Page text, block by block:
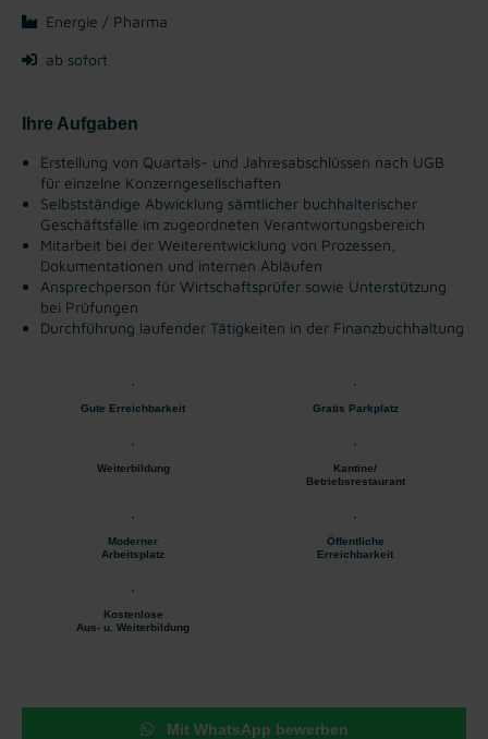
Energie / Pharma
ab sofort
Ihre Aufgaben
Erstellung von Quartals- und Jahresabschlüssen nach UGB
für einzelne Konzerngesellschaften
Selbstständige Abwicklung sämtlicher buchhalterischer
Geschäftsfälle im zugeordneten Verantwortungsbereich
Mitarbeit bei der Weiterentwicklung von Prozessen,
Dokumentationen und internen Abläufen
Ansprechperson für Wirtschaftsprüfer sowie Unterstützung
bei Prüfungen
Durchführung laufender Tätigkeiten in der Finanzbuchhaltung
Gute Erreichbarkeit Gratis Parkplatz
Weiterbildung
Kantine/
Betriebsrestaurant
Moderner
Arbeitsplatz
Öffentliche
Erreichbarkeit
Kostenlose
Aus- u. Weiterbildung
Mit WhatsApp bewerben